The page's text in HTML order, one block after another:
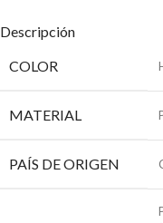
Descripción
COLOR
MATERIAL
PAÍS DE ORIGEN